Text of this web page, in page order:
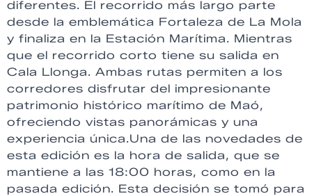
diferentes. El recorrido más largo parte
desde la emblemática Fortaleza de La Mola
y finaliza en la Estación Marítima. Mientras
que el recorrido corto tiene su salida en
Cala Llonga. Ambas rutas permiten a los
corredores disfrutar del impresionante
patrimonio histórico marítimo de Maó,
ofreciendo vistas panorámicas y una
experiencia única.Una de las novedades de
esta edición es la hora de salida, que se
mantiene a las 18:00 horas, como en la
pasada edición. Esta decisión se tomó para